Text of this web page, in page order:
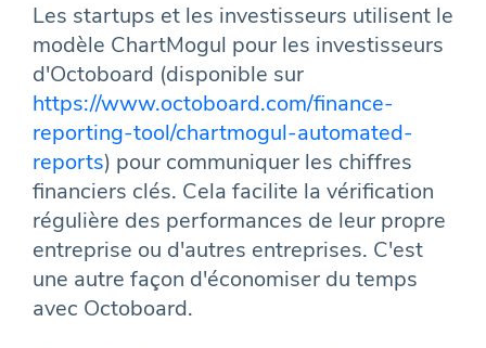
Les startups et les investisseurs utilisent le
modèle ChartMogul pour les investisseurs
d'Octoboard (disponible sur
https://www.octoboard.com/finance-
reporting-tool/chartmogul-automated-
reports) pour communiquer les chiffres
financiers clés. Cela facilite la vérification
régulière des performances de leur propre
entreprise ou d'autres entreprises. C'est
une autre façon d'économiser du temps
avec Octoboard.